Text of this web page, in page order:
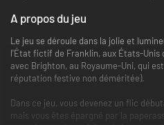
A propos du jeu
Le jeu se déroule dans la jolie et
l'État fictif de Franklin, aux États-Unis
avec Brighton, au Royaume-Uni, qui
réputation festive non déméritée).
Dans ce jeu, vous devenez un flic
mais vous êtes épargné par la